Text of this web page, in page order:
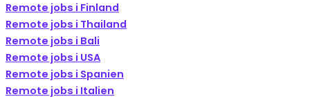
Remote jobs i Finland
Remote jobs i Thailand
Remote jobs i Bali
Remote jobs i USA
Remote jobs i Spanien
Remote jobs i Italien